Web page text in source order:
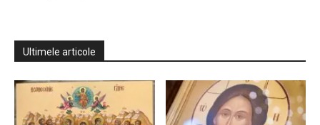
Ultimele articole